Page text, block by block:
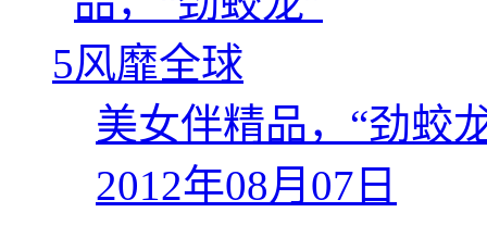
5
美女伴精品，“劲蛟
2012年08月07日